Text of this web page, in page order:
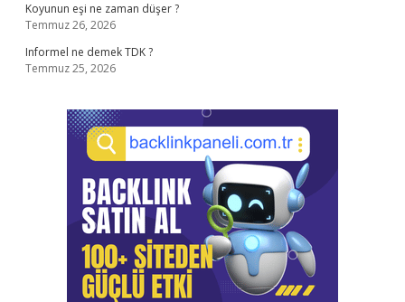
Koyunun eşi ne zaman düşer ?
Temmuz 26, 2026
Informel ne demek TDK ?
Temmuz 25, 2026